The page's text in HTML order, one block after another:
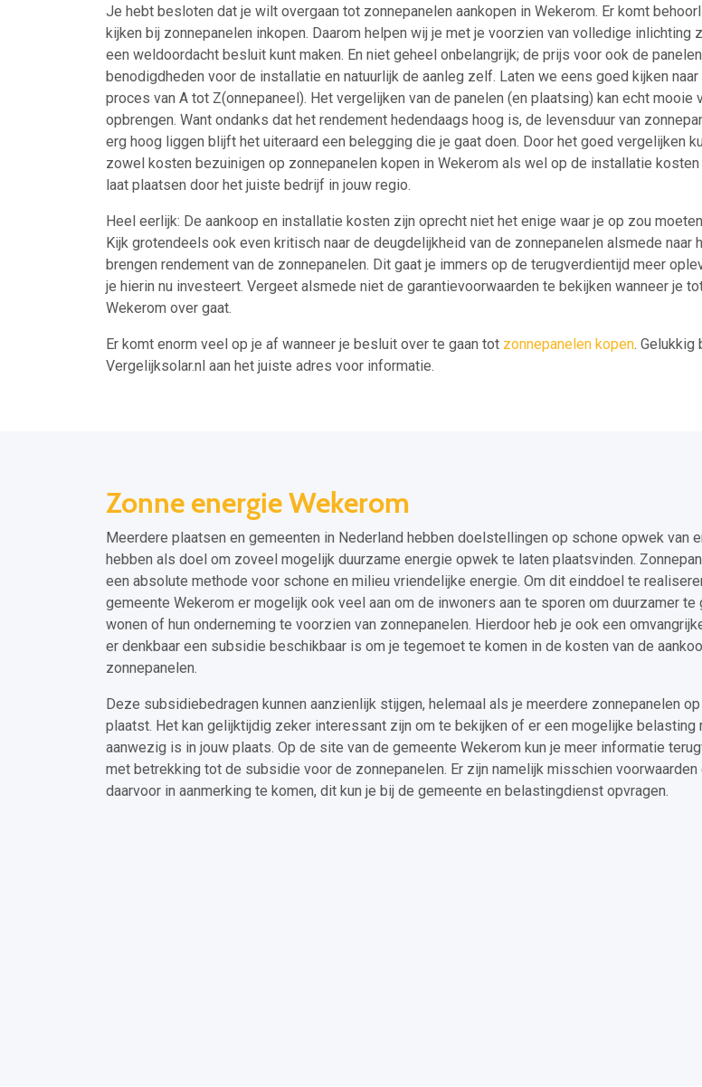
Je hebt besloten dat je wilt overgaan tot zonnepanelen aankopen in Wekerom. Er komt
kijken bij zonnepanelen inkopen. Daarom helpen wij je met je voorzien van volledige inlichting
een weldoordacht besluit kunt maken. En niet geheel onbelangrijk; de prijs voor ook de
benodigdheden voor de installatie en natuurlijk de aanleg zelf. Laten we eens goed kijken naar
proces van A tot Z(onnepaneel). Het vergelijken van de panelen (en plaatsing) kan echt mooie
opbrengen. Want ondanks dat het rendement hedendaags hoog is, de levensduur van
erg hoog liggen blijft het uiteraard een belegging die je gaat doen. Door het goed vergelijken
zowel kosten bezuinigen op zonnepanelen kopen in Wekerom als wel op de installatie
laat plaatsen door het juiste bedrijf in jouw regio.
Heel eerlijk: De aankoop en installatie kosten zijn oprecht niet het enige waar je op zou
Kijk grotendeels ook even kritisch naar de deugdelijkheid van de zonnepanelen alsmede naar
brengen rendement van de zonnepanelen. Dit gaat je immers op de terugverdientijd meer
je hierin nu investeert. Vergeet alsmede niet de garantievoorwaarden te bekijken wanneer je
Wekerom over gaat.
Er komt enorm veel op je af wanneer je besluit over te gaan tot zonnepanelen kopen. Gelukkig
Vergelijksolar.nl aan het juiste adres voor informatie.
Zonne energie Wekerom
Meerdere plaatsen en gemeenten in Nederland hebben doelstellingen op schone opwek van
hebben als doel om zoveel mogelijk duurzame energie opwek te laten plaatsvinden.
een absolute methode voor schone en milieu vriendelijke energie. Om dit einddoel te
gemeente Wekerom er mogelijk ook veel aan om de inwoners aan te sporen om duurzamer te
wonen of hun onderneming te voorzien van zonnepanelen. Hierdoor heb je ook een
er denkbaar een subsidie beschikbaar is om je tegemoet te komen in de kosten van de
zonnepanelen.
Deze subsidiebedragen kunnen aanzienlijk stijgen, helemaal als je meerdere zonnepanelen
plaatst. Het kan gelijktijdig zeker interessant zijn om te bekijken of er een mogelijke belasting
aanwezig is in jouw plaats. Op de site van de gemeente Wekerom kun je meer informatie
met betrekking tot de subsidie voor de zonnepanelen. Er zijn namelijk misschien voorwaarden
daarvoor in aanmerking te komen, dit kun je bij de gemeente en belastingdienst opvragen.